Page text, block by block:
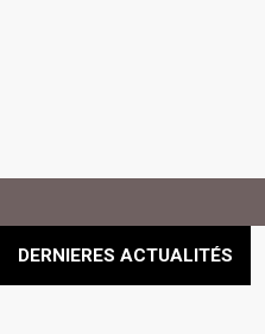
DERNIERES ACTUALITÉS